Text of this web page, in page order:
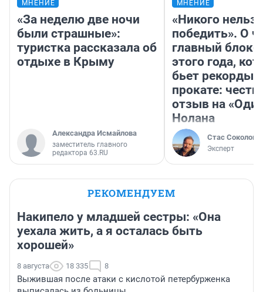
МНЕНИЕ
«За неделю две ночи
были страшные»:
туристка рассказала об
отдыхе в Крыму
Александра Исмайлова
заместитель главного
редактора 63.RU
МНЕНИЕ
«Никого нельзя
победить». О
главный
этого года,
бьет рекорды в
прокате:
отзыв на
Нолана
Стас Соколов
Эксперт
РЕКОМЕНДУЕМ
Накипело у младшей сестры: «Она
уехала жить, а я осталась быть
хорошей»
8 августа 18 335 8
Выжившая после атаки с кислотой петербурженка